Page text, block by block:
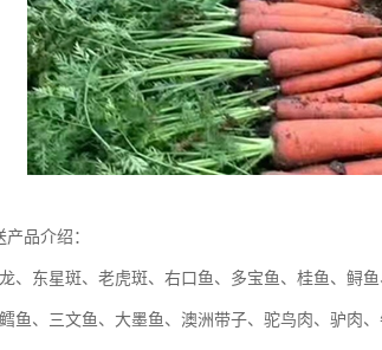
品介绍：
、东星斑、老虎斑、右口鱼、多宝鱼、桂鱼、鲟
鱼、三文鱼、大墨鱼、澳洲带子、驼鸟肉、驴肉、